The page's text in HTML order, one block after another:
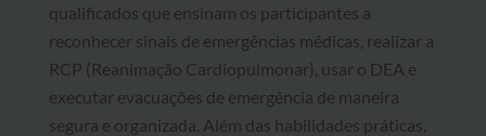
qualificados que ensinam os participantes a
reconhecer sinais de emergências médicas, realizar a
RCP (Reanimação Cardiopulmonar), usar o DEA e
executar evacuações de emergência de maneira
segura e organizada. Além das habilidades práticas,